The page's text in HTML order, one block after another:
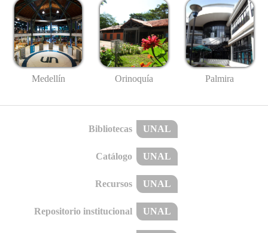
Medellín Orinoquía Palmira
Bibliotecas UNAL
Catálogo UNAL
Recursos UNAL
Repositorio institucional UNAL